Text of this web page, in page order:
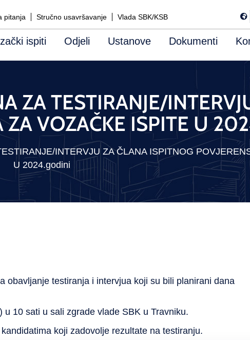
pitanja Stručno usavršavanje Vlada SBK/KSB
ispiti Odjeli Ustanove Dokumenti
ZA TESTIRANJE/
ZA VOZAČKE ISPITE U
INTERVJU ZA ČLANA ISPITNOG
U 2024.godini
obavljanje testiranja i intervjua koji su bili planirani dana
10 sati u sali zgrade vlade SBK u Travniku.
koji zadovolje rezultate na testiranju.